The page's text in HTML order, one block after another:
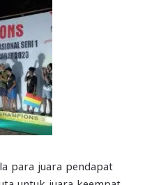
para juara pendapat